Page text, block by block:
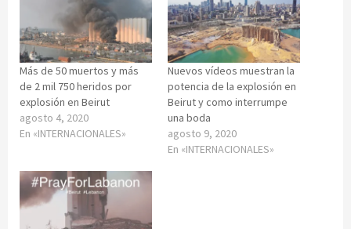
Más de 50 muertos y más
de 2 mil 750 heridos por
explosión en Beirut
agosto 4, 2020
En «INTERNACIONALES»
Nuevos vídeos muestran la
potencia de la explosión en
Beirut y como interrumpe
una boda
agosto 9, 2020
En «INTERNACIONALES»